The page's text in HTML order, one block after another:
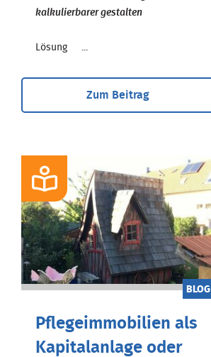
kalkulierbarer gestalten
Lösung ...
Zum Beitrag
BLOG
Pflegeimmobilien als
Kapitalanlage oder